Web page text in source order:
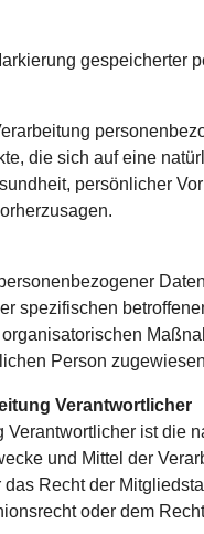
gespeicherter
die sich auf eine
persönlicher
spezifischen
Person
Verantwortlicher
Verantwortlicher ist
und Mittel der
Recht der
oder dem